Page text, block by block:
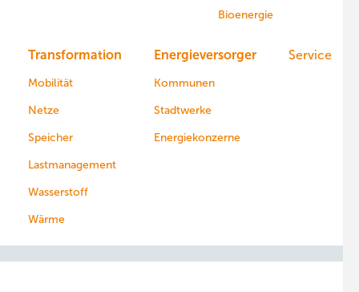
Bioenergie
Transformation
Mobilität
Netze
Speicher
Lastmanagement
Wasserstoff
Wärme
Energieversorger
Kommunen
Stadtwerke
Energiekonzerne
Service